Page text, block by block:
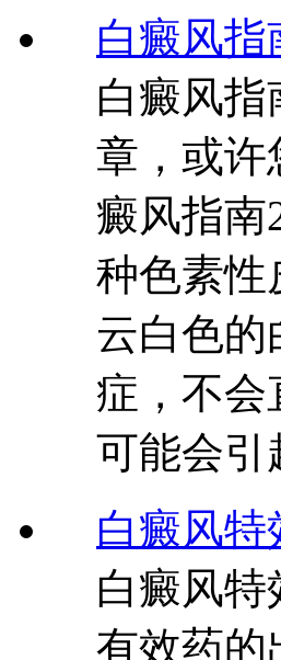
白癜风指
白癜风指
章，或许
癜风指南
种色素性
云白色
症，不会
可能会引
白癜风
白癜风
有效药的